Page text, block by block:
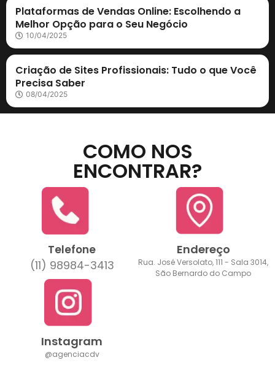
Plataformas de Vendas Online: Escolhendo a
Melhor Opção para o Seu Negócio
10/04/2025
Criação de Sites
Criação de Sites Profissionais: Tudo o que Você
Precisa Saber
08/04/2025
COMO NOS
ENCONTRAR?
Telefone
(11) 98984-3413
Endereço
Rua. José Versolato, 111 - Sala 3014,
São Bernardo do Campo
Instagram
@agenciacdv